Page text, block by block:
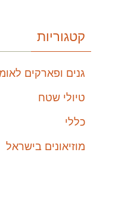
קטגוריות
גנים ופארקים
טיולי שטח
כללי
מוזיאונים בישראל